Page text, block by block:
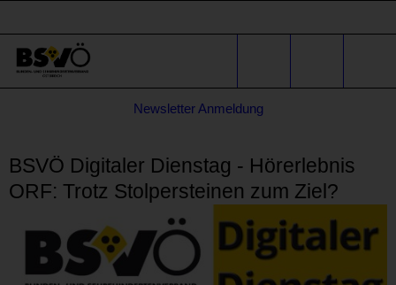
Stichwortsuche
Anfragen
Newsletter Anmeldung
BSVÖ Digitaler Dienstag - Hörerlebnis
ORF: Trotz Stolpersteinen zum Ziel?